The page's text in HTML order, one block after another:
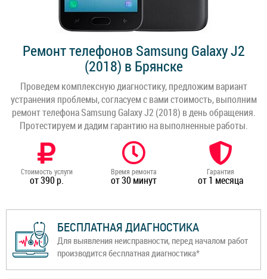
Ремонт телефонов Samsung Galaxy J2
(2018) в Брянске
Проведем комплексную диагностику, предложим вариант
устранения проблемы, согласуем с вами стоимость, выполним
ремонт телефона Samsung Galaxy J2 (2018) в день обращения.
Протестируем и дадим гарантию на выполненные работы.
Стоимость услуги
от 390 р.
Время ремонта
от 30 минут
Гарантия
от 1 месяца
БЕСПЛАТНАЯ ДИАГНОСТИКА
Для выявления неисправности, перед началом работ
производится бесплатная диагностика*